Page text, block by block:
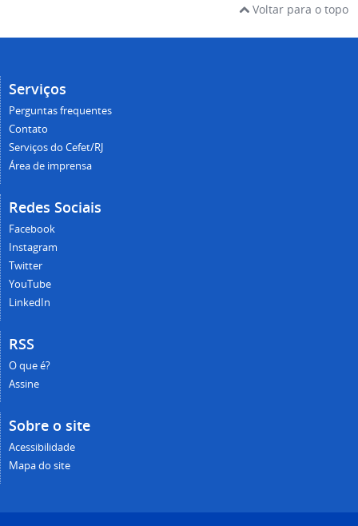
Voltar para o topo
Serviços
Perguntas frequentes
Contato
Serviços do Cefet/RJ
Área de imprensa
Redes Sociais
Facebook
Instagram
Twitter
YouTube
LinkedIn
RSS
O que é?
Assine
Sobre o site
Acessibilidade
Mapa do site